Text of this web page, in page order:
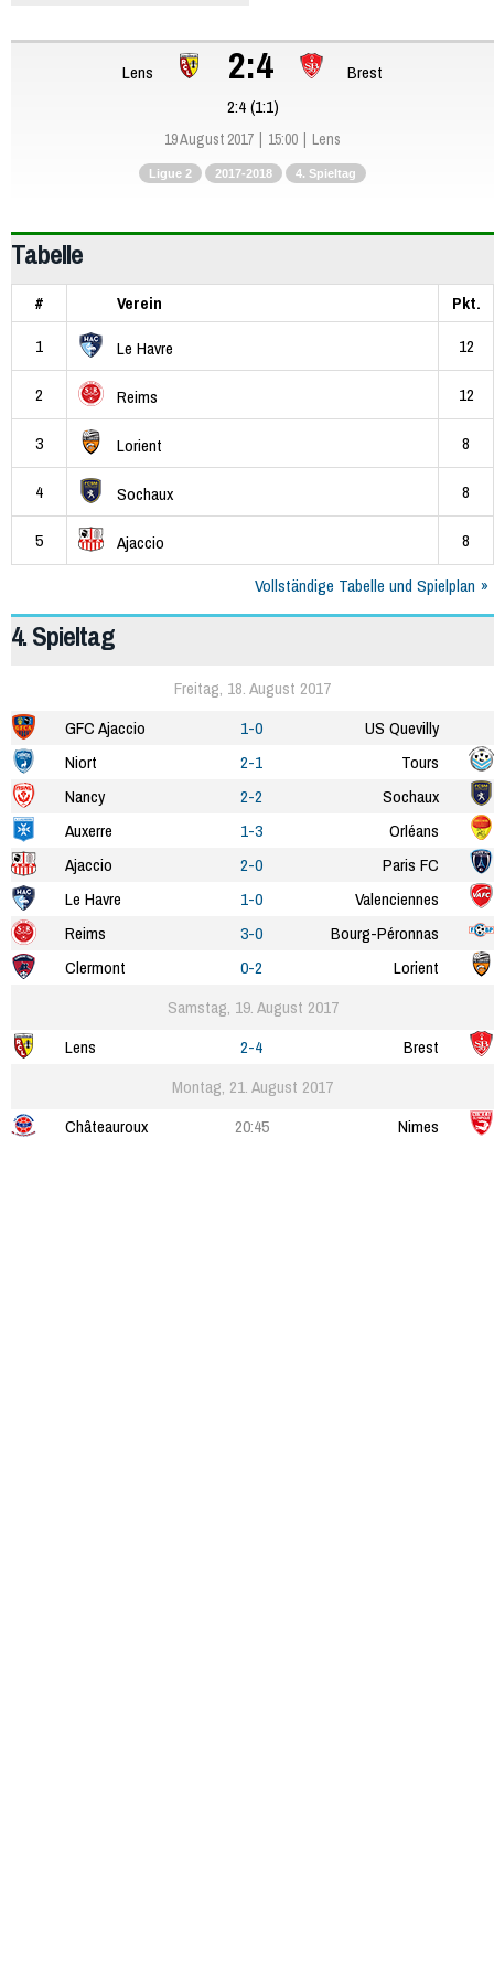
Lens 2:4
Brest
2:4 (1:1)
19 August 2017 15:00 Lens
Ligue 2 2017-2018 4. Spieltag
Tabelle
# Verein
Pkt.
1
Le Havre 12
2 Reims 12
3 Lorient 8
4 Sochaux 8
5 Ajaccio
8
Vollständige Tabelle und Spielplan
4. Spieltag
Freitag, 18. August 2017
GFC Ajaccio
1-0
US Quevilly
Niort
2-1
Tours
Nancy
2-2
Sochaux
Auxerre
1-3
Orléans
Ajaccio
2-0
Paris FC
Le Havre
1-0
Valenciennes
Reims
3-0
Bourg-Péronnas
Clermont
0-2
Lorient
Samstag, 19. August 2017
Lens
2-4
Brest
Montag, 21. August 2017
Châteauroux
20:45 Nimes